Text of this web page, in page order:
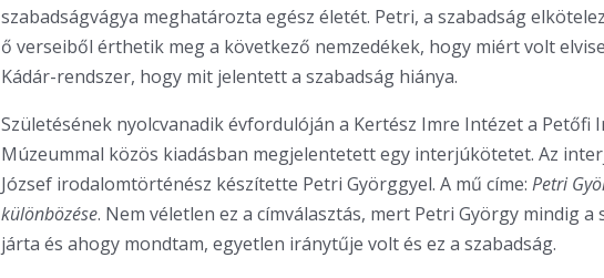
szabadságvágya meghatározta egész életét. Petri, a szabadság
ő verseiből érthetik meg a következő nemzedékek, hogy miért volt
Kádár-rendszer, hogy mit jelentett a szabadság hiánya.
Születésének nyolcvanadik évfordulóján a Kertész Imre Intézet a Petőfi
Múzeummal közös kiadásban megjelentetett egy interjúkötetet. Az
József irodalomtörténész készítette Petri Györggyel. A mű címe: Petri
különbözése. Nem véletlen ez a címválasztás, mert Petri György mindig a
járta és ahogy mondtam, egyetlen iránytűje volt és ez a szabadság.